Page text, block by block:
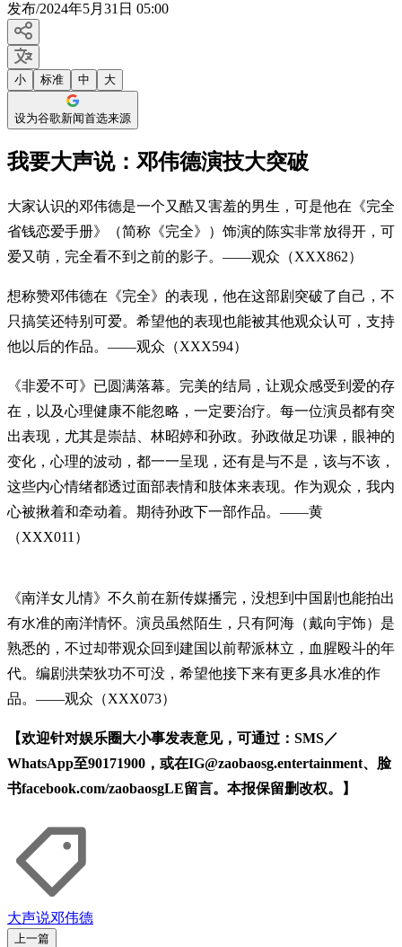
发布/2024年5月31日 05:00
小 标准 中 大
设为谷歌新闻首选来源
我要大声说：邓伟德演技大突破
大家认识的邓伟德是一个又酷又害羞的男生，可是他在《完全
省钱恋爱手册》（简称《完全》）饰演的陈实非常放得开，可
爱又萌，完全看不到之前的影子。——观众（XXX862）
想称赞邓伟德在《完全》的表现，他在这部剧突破了自己，不
只搞笑还特别可爱。希望他的表现也能被其他观众认可，支持
他以后的作品。——观众（XXX594）
《非爱不可》已圆满落幕。完美的结局，让观众感受到爱的存
在，以及心理健康不能忽略，一定要治疗。每一位演员都有突
出表现，尤其是崇喆、林昭婷和孙政。孙政做足功课，眼神的
变化，心理的波动，都一一呈现，还有是与不是，该与不该，
这些内心情绪都透过面部表情和肢体来表现。作为观众，我内
心被揪着和牵动着。期待孙政下一部作品。——黄
（XXX011）
《南洋女儿情》不久前在新传媒播完，没想到中国剧也能拍出
有水准的南洋情怀。演员虽然陌生，只有阿海（戴向宇饰）是
熟悉的，不过却带观众回到建国以前帮派林立，血腥殴斗的年
代。编剧洪荣狄功不可没，希望他接下来有更多具水准的作
品。——观众（XXX073）
【欢迎针对娱乐圈大小事发表意见，可通过：SMS／
WhatsApp至90171900，或在IG@zaobaosg.entertainment、脸
书facebook.com/zaobaosgLE留言。本报保留删改权。】
大声说邓伟德
上一篇